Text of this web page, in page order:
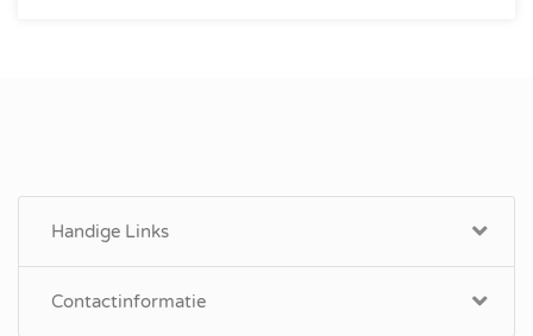
Handige Links
Contactinformatie